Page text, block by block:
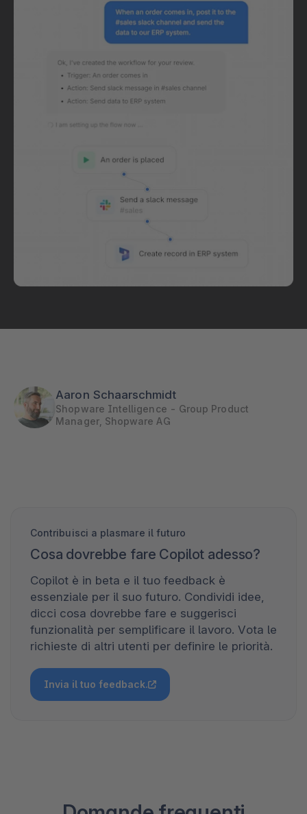
Aaron Schaarschmidt
Shopware Intelligence - Group Product
Manager, Shopware AG
Contribuisci a plasmare il futuro
Cosa dovrebbe fare Copilot adesso?
Copilot è in beta e il tuo feedback è
essenziale per il suo futuro. Condividi idee,
dicci cosa dovrebbe fare e suggerisci
funzionalità per semplificare il lavoro. Vota le
richieste di altri utenti per definire le priorità.
Invia il tuo feedback.